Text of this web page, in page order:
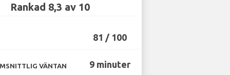
Rankad 8,3 av 10
81 / 100
VÄNTAN 9 minuter